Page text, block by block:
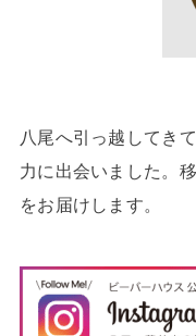
八尾へ引っ越してき
力に出会いました。
をお届けします。